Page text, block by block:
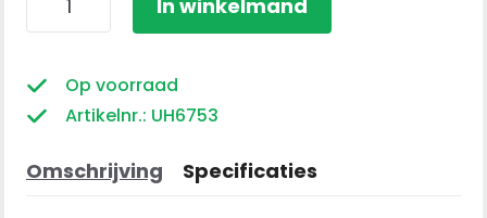
Brown
4wd
1979-
aantal
In winkelmand
Op voorraad
Artikelnr.: UH6753
Omschrijving Specificaties